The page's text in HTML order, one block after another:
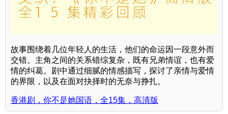
故事围绕着几位年轻人的生活，他们的命运因一段意外而
交错。主角之间的关系错综复杂，既有兄弟情谊，也有爱
情的纠葛。剧中通过细腻的情感描写，探讨了亲情与爱情
的界限，以及在面对抉择时的无奈与挣扎。
香港剧，你不是她国语，全15集，高清版